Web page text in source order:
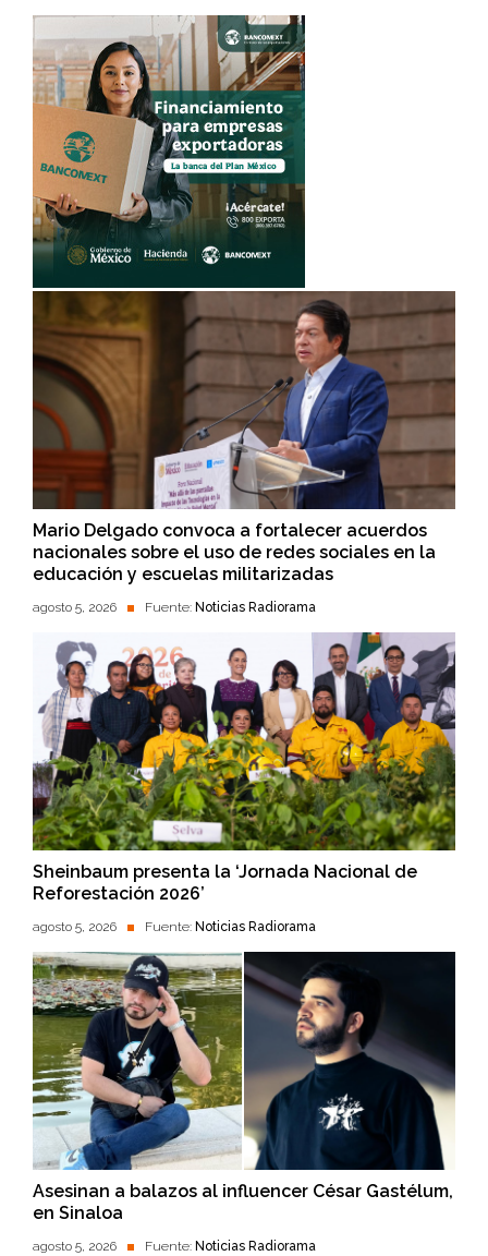
Mario Delgado convoca a fortalecer acuerdos
nacionales sobre el uso de redes sociales en la
educación y escuelas militarizadas
agosto 5, 2026 Fuente: Noticias Radiorama
Sheinbaum presenta la ‘Jornada Nacional de
Reforestación 2026’
agosto 5, 2026 Fuente: Noticias Radiorama
Asesinan a balazos al influencer César Gastélum,
en Sinaloa
agosto 5, 2026 Fuente: Noticias Radiorama